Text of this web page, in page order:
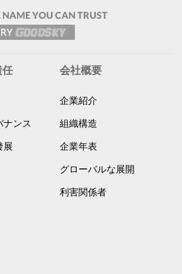
任
ナンス
展
会社概要
企業紹介
組織構造
企業年表
グローバルな展開
利害関係者